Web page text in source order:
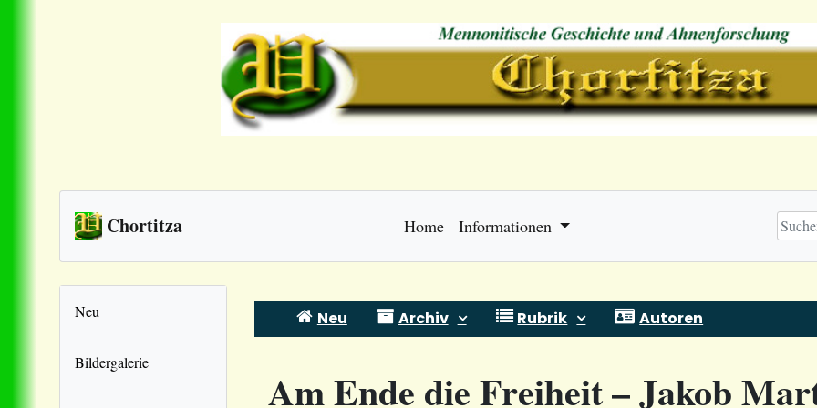
Chortitza Home Informationen
Neu
Bildergalerie
Skip
content
Neu Archiv Rubrik Autoren
Am Ende die Freiheit – Jakob